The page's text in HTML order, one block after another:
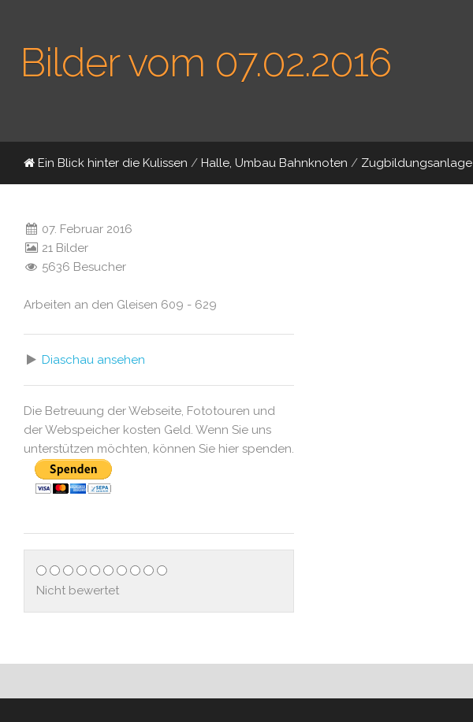
Bilder vom 07.02.2016
Ein Blick hinter die Kulissen / Halle, Umbau Bahnknoten / Zugbildungsanlage
07. Februar 2016
21 Bilder
5636 Besucher
Arbeiten an den Gleisen 609 - 629
Diaschau ansehen
Die Betreuung der Webseite, Fototouren und
der Webspeicher kosten Geld. Wenn Sie uns
unterstützen möchten, können Sie hier spenden.
Nicht bewertet